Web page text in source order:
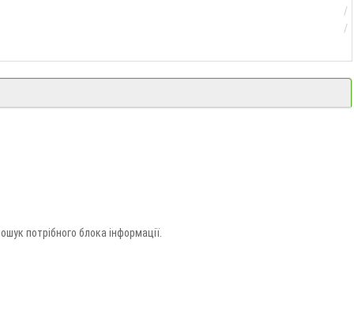
потрібного блока інформації.